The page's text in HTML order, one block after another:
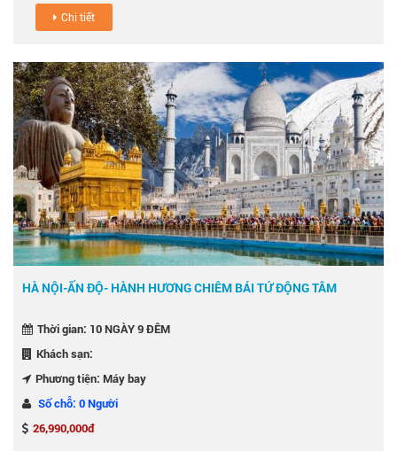
Chi tiết
HÀ NỘI-ẤN ĐỘ- HÀNH HƯƠNG CHIÊM BÁI TỨ ĐỘNG TÂM
Thời gian: 10 NGÀY 9 ĐÊM
Khách sạn:
Phương tiện: Máy bay
Số chỗ: 0 Người
26,990,000đ